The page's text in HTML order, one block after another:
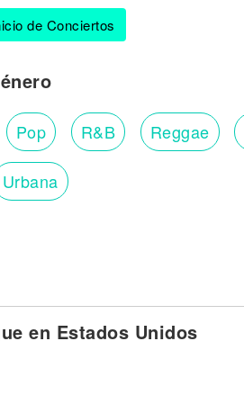
de Conciertos
Pop R&B Reggae
Urbana
en Estados Unidos